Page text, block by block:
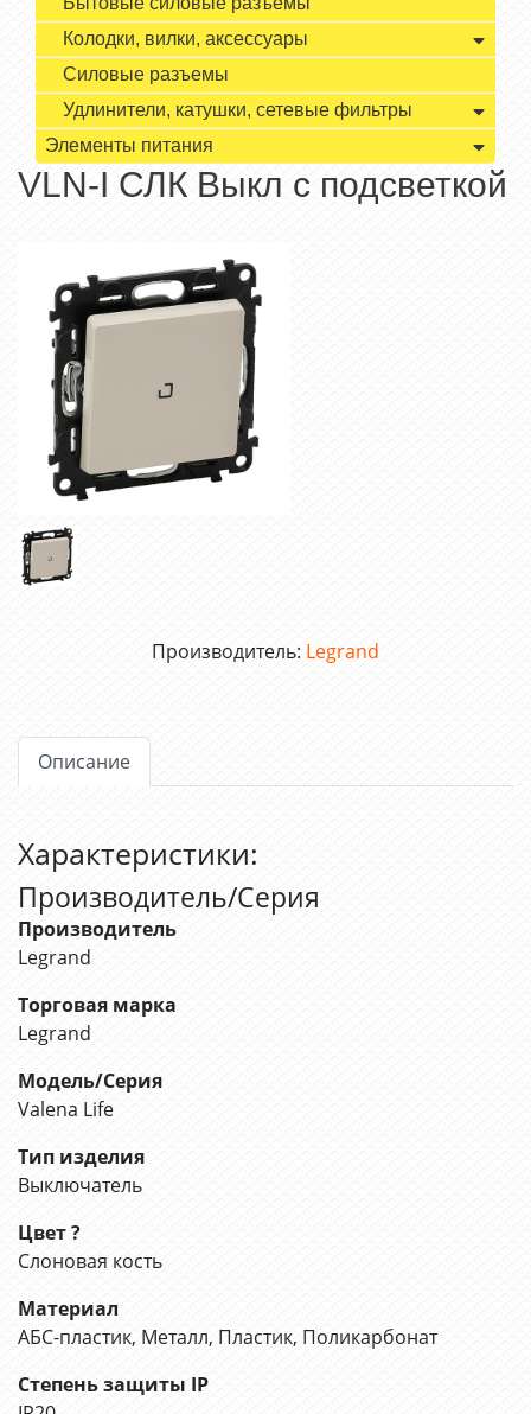
Колодки, вилки, аксессуары
Силовые разъемы
Удлинители, катушки, сетевые фильтры
Элементы питания
VLN-I СЛК Выкл с подсветкой
Производитель: Legrand
Описание
Характеристики:
Производитель/Серия
Производитель
Legrand
Торговая марка
Legrand
Модель/Серия
Valena Life
Тип изделия
Выключатель
Цвет?
Слоновая кость
Материал
АБС-пластик, Металл, Пластик, Поликарбонат
Степень защиты IP